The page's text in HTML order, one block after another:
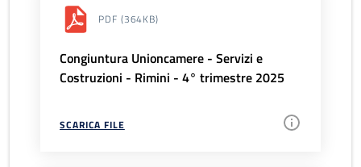
PDF (364KB)
Congiuntura Unioncamere - Servizi e
Costruzioni - Rimini - 4° trimestre 2025
SCARICA FILE